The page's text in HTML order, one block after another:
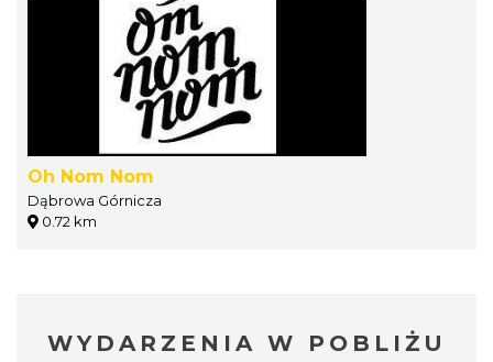
Oh Nom Nom
Dąbrowa Górnicza
0.72 km
WYDARZENIA W POBLIŻU